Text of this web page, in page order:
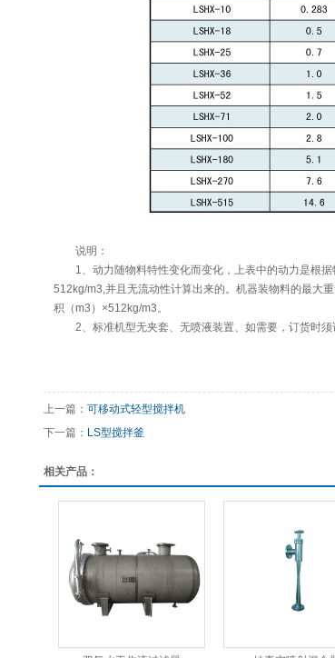
说明：
1、动力随物料特性变化而变化，上表中的动力是根据
512kg/m3,并且无流动性计算出来的。机器装物料的最大
积（m3）×512kg/m3。
2、标准机型无夹套、无喷液装置、如需要，订货时须
上一篇： 可移动式轻型搅拌机
下一篇： LS型搅拌釜
相关产品：